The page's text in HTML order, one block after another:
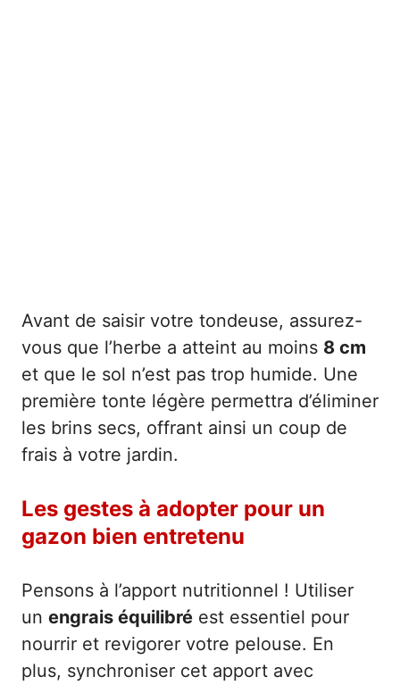
Avant de saisir votre tondeuse, assurez-
vous que l’herbe a atteint au moins 8 cm
et que le sol n’est pas trop humide. Une
première tonte légère permettra d’éliminer
les brins secs, offrant ainsi un coup de
frais à votre jardin.
Les gestes à adopter pour un
gazon bien entretenu
Pensons à l’apport nutritionnel ! Utiliser
un engrais équilibré est essentiel pour
nourrir et revigorer votre pelouse. En
plus, synchroniser cet apport avec